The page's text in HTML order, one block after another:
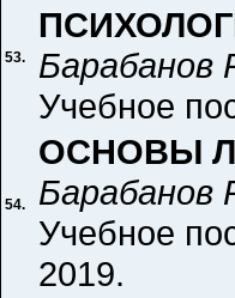
53.
Барабанов
Учебное
54.
ОСНОВЫ
Барабанов
Учебное
2019.